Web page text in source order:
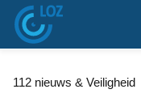
112 nieuws & Veiligheid